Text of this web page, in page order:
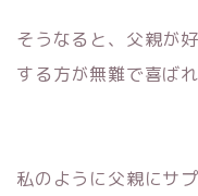
そうなると、父親が
する方が無難で喜ば
私のように父親にサ